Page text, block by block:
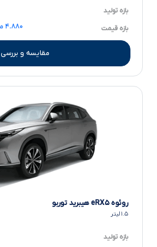
بازه تولید
بازه قیمت ۴.۸۸۰ میلیارد تا ۵.۳۰۰ میلیارد تومانءءء
مقایسه و بررسی
روئوه eRX۵ هیبرید توربو
۱.۵ لیتر
بازه تولید